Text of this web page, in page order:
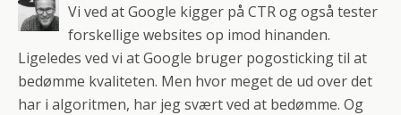
Vi ved at Google kigger på CTR og også tester
forskellige websites op imod hinanden.
Ligeledes ved vi at Google bruger pogosticking til at
bedømme kvaliteten. Men hvor meget de ud over det
har i algoritmen, har jeg svært ved at bedømme. Og